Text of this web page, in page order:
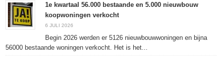
1e kwartaal 56.000 bestaande en 5.000 nieuwbouw
koopwoningen verkocht
6 JULI 2026
Begin 2026 werden er 5126 nieuwbouwwoningen en bijna
56000 bestaande woningen verkocht. Het is het...